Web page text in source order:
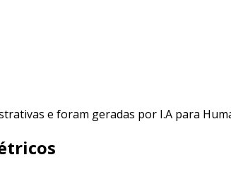
e foram geradas por I.A para